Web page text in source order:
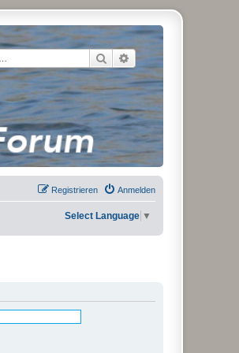
Suche Erweiterte Suche
Anmelden
Registrieren
Select Language ▼